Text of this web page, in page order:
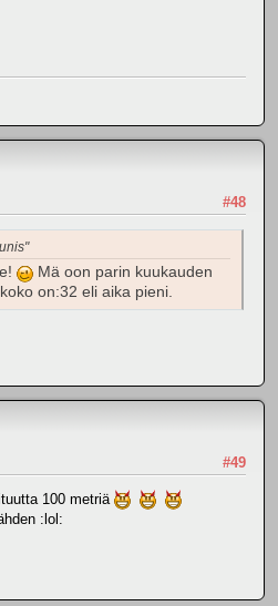
#48
Mä oon parin kuukauden
on:32 eli aika pieni.
#49
100 metriä
:lol: